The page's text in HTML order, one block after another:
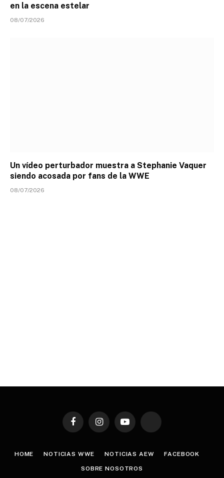
en la escena estelar
08/07/2026
Un vídeo perturbador muestra a Stephanie Vaquer
siendo acosada por fans de la WWE
08/07/2026
FacebookInstagramYouTube TikTok
HOME NOTICIAS WWE NOTICIAS AEW FACEBOOK
SOBRE NOSOTROS